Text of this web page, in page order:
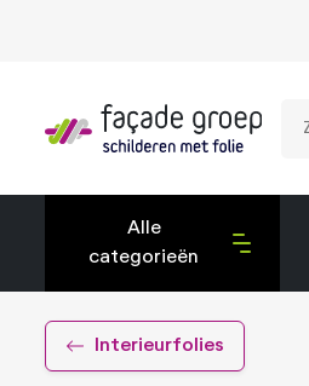
een
Alle
categorieën
Exterieurfolies
Interieurfolies